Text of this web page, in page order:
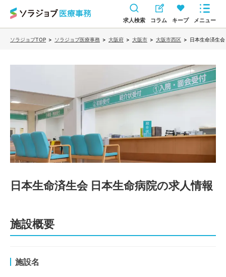
求人検索 コラム キープ メニュー
ソラジョブTOP > ソラジョブ医療事務 > 大阪府 > 大阪市 > 大阪市西区 > 日本生命済生
日本生命済生会 日本生命病院の求人情報
施設概要
施設名